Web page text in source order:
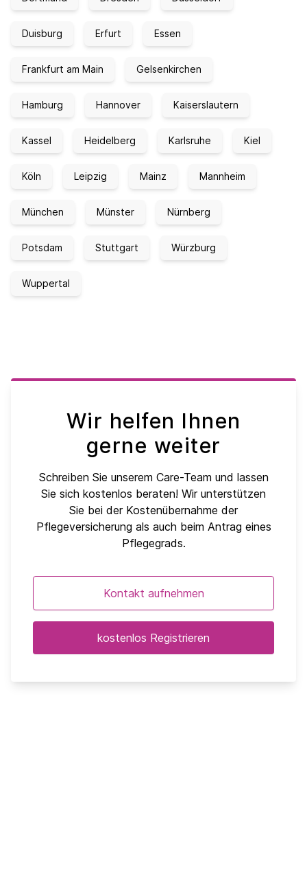
Duisburg Erfurt Essen
Frankfurt am Main Gelsenkirchen
Hamburg Hannover Kaiserslautern
Kassel Heidelberg Karlsruhe Kiel
Köln Leipzig Mainz Mannheim
München Münster Nürnberg
Potsdam Stuttgart Würzburg
Wuppertal
Wir helfen Ihnen
gerne weiter
Schreiben Sie unserem Care-Team und lassen
Sie sich kostenlos beraten! Wir unterstützen
Sie bei der Kostenübernahme der
Pflegeversicherung als auch beim Antrag eines
Pflegegrads.
Kontakt aufnehmen
kostenlos Registrieren